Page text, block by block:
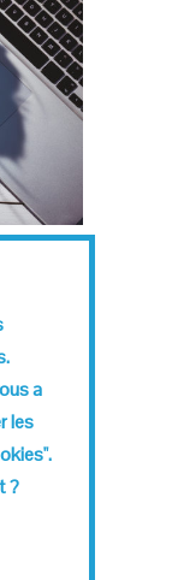
a
les
?